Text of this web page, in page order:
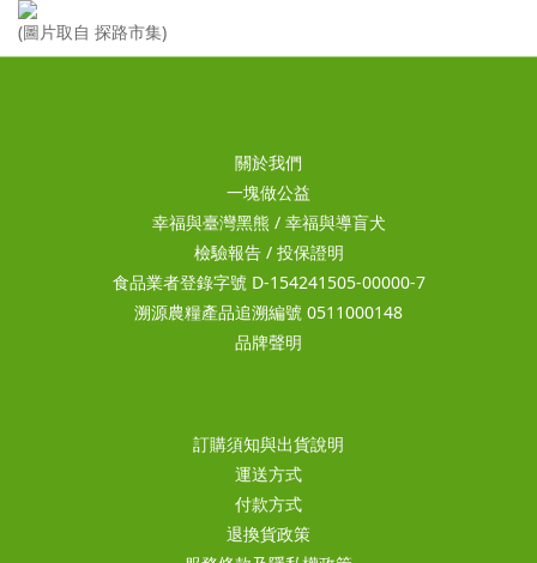
(圖片取自 探路市集)
關於我們
一塊做公益
幸福與臺灣黑熊 / 幸福與導盲犬
檢驗報告/ 投保證明
食品業者登錄字號 D-154241505-00000-7
溯源農糧產品追溯編號 0511000148
品牌聲明
訂購須知與出貨說明
運送方式
付款方式
退換貨政策